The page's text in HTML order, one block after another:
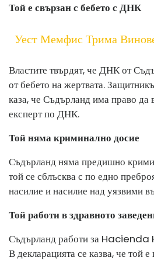
Той е свързан с бебето с ДНК
Уест Мемфис Трима
Властите твърдят, че ДНК от
от бебето на жертвата.
каза, че Съдърланд има право да
експерт по ДНК.
Той няма криминално досие
Съдърланд няма предишно
той се сблъсква с по едно
насилие и насилие над уязвими
Той работи в здравното
Съдърланд работи за
В декларацията се казва, че той е